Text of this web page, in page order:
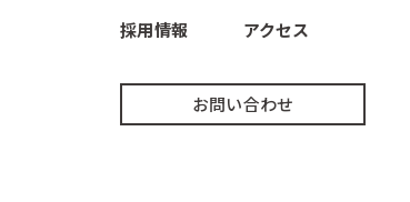
採用情報 アクセス
お問い合わせ